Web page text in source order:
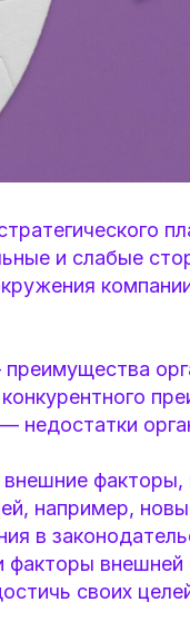
и слабые
недостатки
факторы,
например,
в
своих